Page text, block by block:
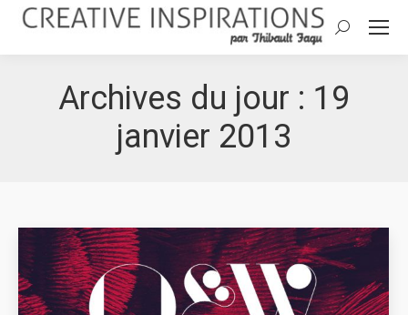
Search:
Archives du jour : 19
janvier 2013